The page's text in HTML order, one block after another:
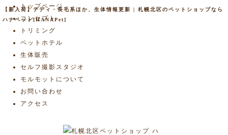
【新入荷】テディ・長毛系ほか、生体情報更新 | 札幌北区のペットショップなら
ハナペット[HANAPet]
トップページ
コンセプト
トリミング
ペットホテル
生体販売
セルフ撮影スタジオ
モルモットについて
お問い合わせ
アクセス